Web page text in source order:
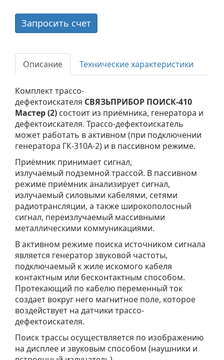
Запросить счет
Описание Технические характеристики
Комплект трассо-
дефектоискателя СВЯЗЬПРИБОР ПОИСК-410
Мастер (2) состоит из приёмника, генератора и
дефектоискателя. Трассо-дефектоискатель
может работать в активном (при подключении
генератора ГК-310А-2) и в пассивном режиме.
Приёмник принимает сигнал,
излучаемый подземной трассой. В пассивном
режиме приёмник анализирует сигнал,
излучаемый силовыми кабелями, сетями
радиотрансляции, а также широкополосный
сигнал, переизлучаемый массивными
металлическими коммуникациями.
В активном режиме поиска источником сигнала
является генератор звуковой частоты,
подключаемый к жиле искомого кабеля
контактным или бесконтактным способом.
Протекающий по кабелю переменный ток
создает вокруг него магнитное поле, которое
воздействует на датчики трассо-
дефектоискателя.
Поиск трассы осуществляется по изображению
на дисплее и звуковым способом (наушники и